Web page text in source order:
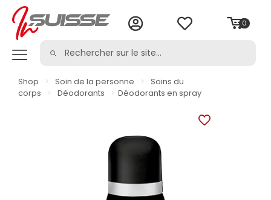
0
Shop > Soin de la personne >
Soins du
corps
> Déodorants > Déodorants en spray